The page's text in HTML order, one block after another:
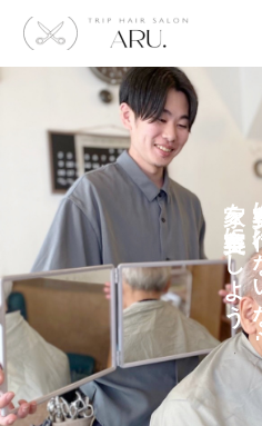
を
に
し
よ
う